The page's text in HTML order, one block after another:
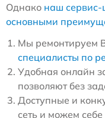
Однако наш сервис-
основными
Мы ремонтируем
специалисты по
Удобная онлайн
позволяют без
Доступные и
сеть и можем